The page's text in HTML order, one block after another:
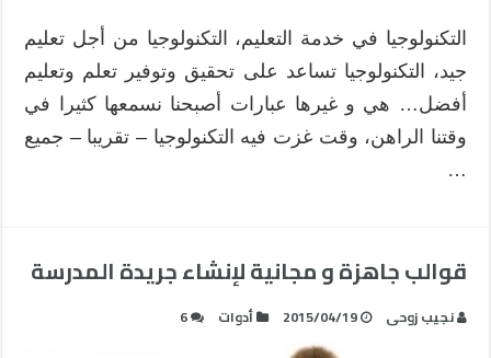
التكنولوجيا في خدمة التعليم، التكنولوجيا من أجل تعليم
جيد، التكنولوجيا تساعد على تحقيق وتوفير تعلم وتعليم
أفضل… هي و غيرها عبارات أصبحنا نسمعها كثيرا في
وقتنا الراهن، وقت غزت فيه التكنولوجيا – تقريبا – جميع
…
قوالب جاهزة و مجانية لإنشاء جريدة المدرسة
نجيب زوحى 2015/04/19 أدوات 6